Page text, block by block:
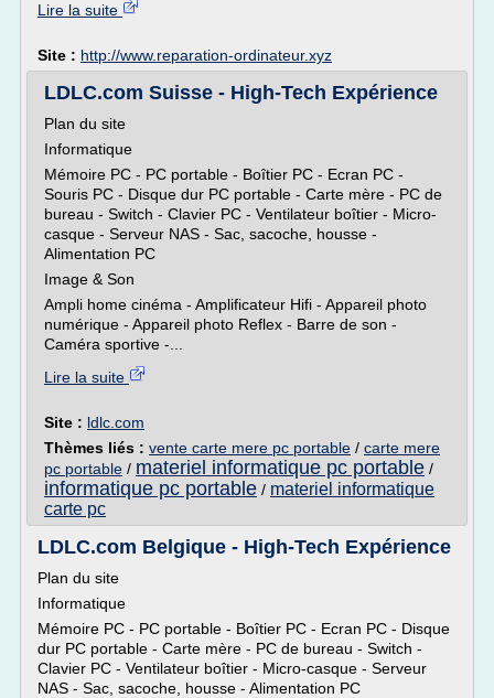
Lire la suite
Site : http://www.reparation-ordinateur.xyz
LDLC.com Suisse - High-Tech Expérience
Plan du site
Informatique
Mémoire PC - PC portable - Boîtier PC - Ecran PC -
Souris PC - Disque dur PC portable - Carte mère - PC de
bureau - Switch - Clavier PC - Ventilateur boîtier - Micro-
casque - Serveur NAS - Sac, sacoche, housse -
Alimentation PC
Image & Son
Ampli home cinéma - Amplificateur Hifi - Appareil photo
numérique - Appareil photo Reflex - Barre de son -
Caméra sportive -...
Lire la suite
Site : ldlc.com
Thèmes liés : vente carte mere pc portable / carte mere
pc portable / materiel informatique pc portable /
informatique pc portable / materiel informatique
carte pc
LDLC.com Belgique - High-Tech Expérience
Plan du site
Informatique
Mémoire PC - PC portable - Boîtier PC - Ecran PC - Disque
dur PC portable - Carte mère - PC de bureau - Switch -
Clavier PC - Ventilateur boîtier - Micro-casque - Serveur
NAS - Sac, sacoche, housse - Alimentation PC